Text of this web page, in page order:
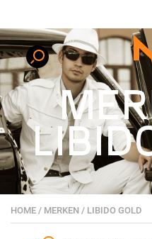
HOME / MERKEN / LIBIDO GOLD